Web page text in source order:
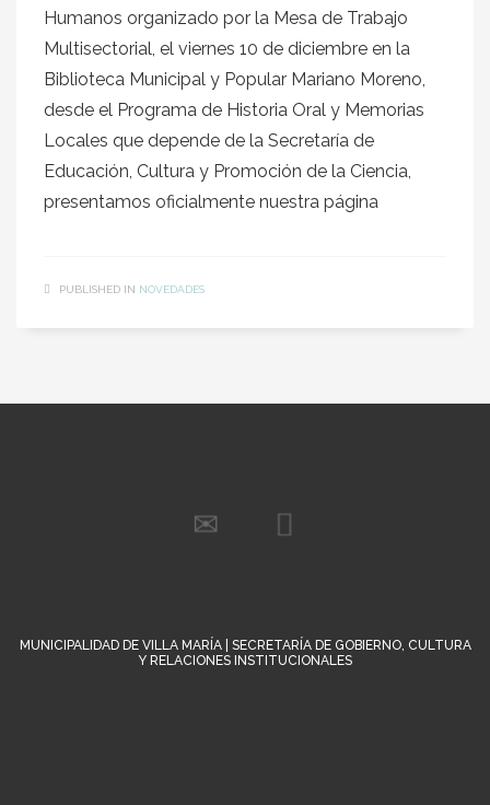
Humanos organizado por la Mesa de Trabajo
Multisectorial, el viernes 10 de diciembre en la
Biblioteca Municipal y Popular Mariano Moreno,
desde el Programa de Historia Oral y Memorias
Locales que depende de la Secretaría de
Educación, Cultura y Promoción de la Ciencia,
presentamos oficialmente nuestra página
PUBLISHED IN NOVEDADES
MUNICIPALIDAD DE VILLA MARÍA | SECRETARÍA DE GOBIERNO, CULTURA
Y RELACIONES INSTITUCIONALES